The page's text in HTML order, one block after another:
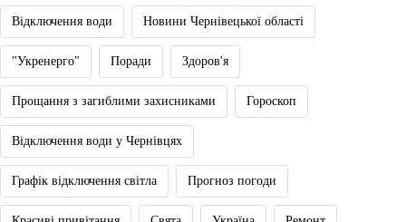
Відключення води Новини Чернівецької області
"Укренерго" Поради Здоров'я
Прощання з загиблими захисниками Гороскоп
Відключення води у Чернівцях
Графік відключення світла Прогноз погоди